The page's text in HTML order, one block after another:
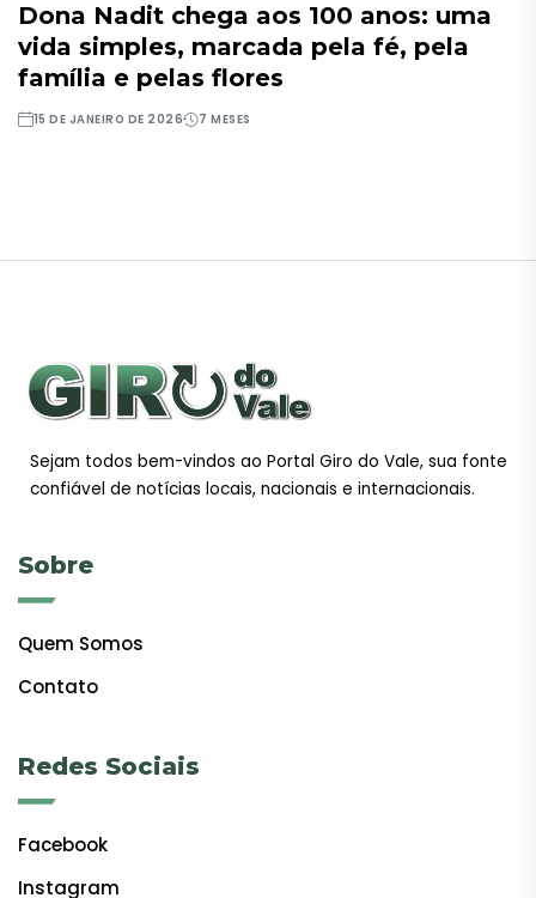
Dona Nadit chega aos 100 anos: uma
vida simples, marcada pela fé, pela
família e pelas flores
15 DE JANEIRO DE 2026 7 MESES
Sejam todos bem-vindos ao Portal Giro do Vale, sua fonte
confiável de notícias locais, nacionais e internacionais.
Sobre
Quem Somos
Contato
Redes Sociais
Facebook
Instagram